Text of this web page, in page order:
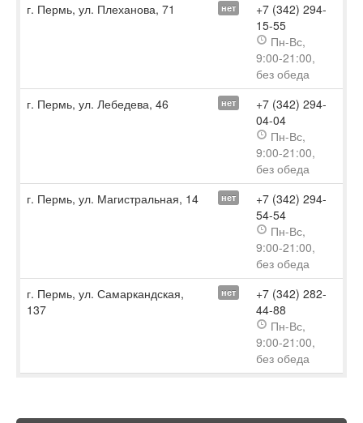
г. Пермь, ул. Плеханова, 71
нет
+7 (342) 294-
15-55
Пн-Вс,
9:00-21:00,
без обеда
г. Пермь, ул. Лебедева, 46
нет
+7 (342) 294-
04-04
Пн-Вс,
9:00-21:00,
без обеда
г. Пермь, ул. Магистральная, 14
нет
+7 (342) 294-
54-54
Пн-Вс,
9:00-21:00,
без обеда
г. Пермь, ул. Самаркандская,
137
нет
+7 (342) 282-
44-88
Пн-Вс,
9:00-21:00,
без обеда